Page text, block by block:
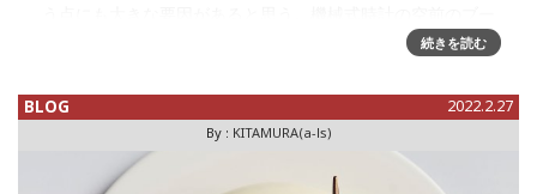
ムの中にあって、腕時計レンタル業などは事業としてもかな
続きを読む
BLOG 2022.2.27
By : KITAMURA(a-ls)